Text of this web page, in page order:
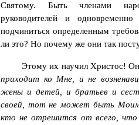
Святому. Быть членами
руководителей и
подчиниться определенным
ли это? Но почему же они так
Этому их научил Христос!
приходит ко Мне, и не
жены и детей, и братьев и
своей, тот не может быть Моим
кто не отрешится от всего,